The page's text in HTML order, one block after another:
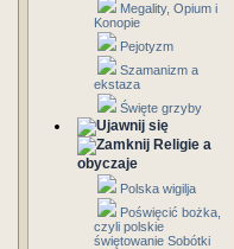
Megality, Opium i
Konopie
Pejotyzm
Szamanizm a
ekstaza
Święte grzyby
Religie a
obyczaje
Polska wigilja
Poświęcić bożka,
czyli polskie
świętowanie Sobótki